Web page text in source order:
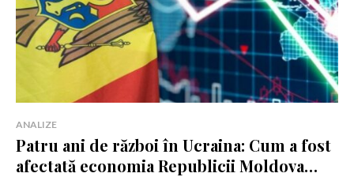
ANALIZE
Patru ani de război în Ucraina: Cum a fost
afectată economia Republicii Moldova